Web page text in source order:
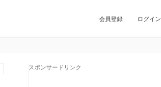
会員登録 ログイン
スポンサードリンク